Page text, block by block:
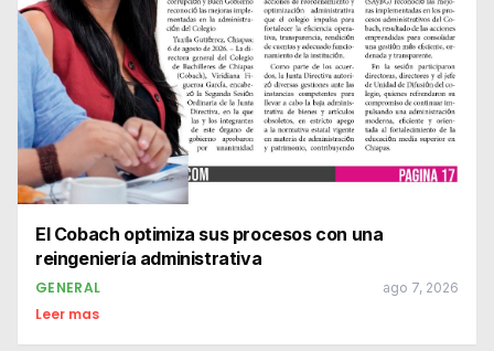
El Cobach optimiza sus procesos con una
reingeniería administrativa
GENERAL ago 7, 2026
Leer mas